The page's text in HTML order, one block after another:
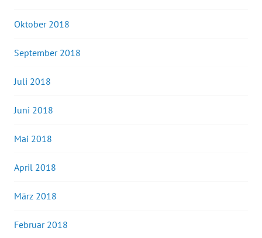
Oktober 2018
September 2018
Juli 2018
Juni 2018
Mai 2018
April 2018
März 2018
Februar 2018